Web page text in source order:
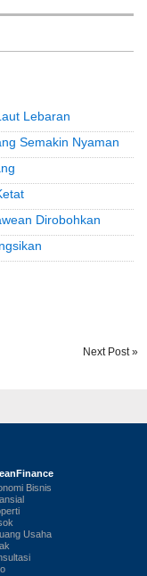
Lebaran
Semakin Nyaman
Dirobohkan
Next Post »
Bisnis
Usaha